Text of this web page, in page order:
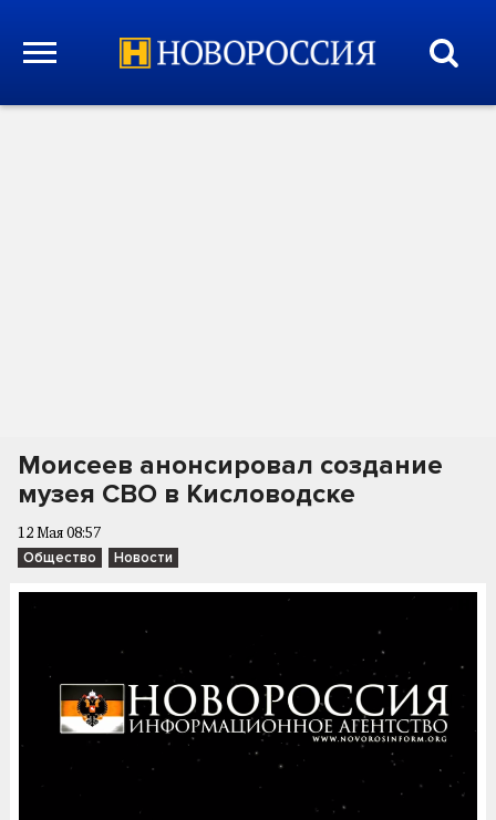
Моисеев анонсировал создание
музея СВО в Кисловодске
12 Мая 08:57
Общество Новости